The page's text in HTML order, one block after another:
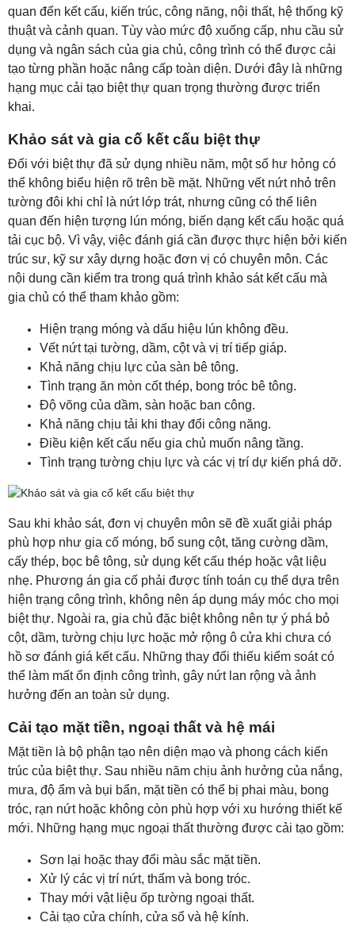
quan đến kết cấu, kiến trúc, công năng, nội thất, hệ thống kỹ
thuật và cảnh quan. Tùy vào mức độ xuống cấp, nhu cầu sử
dụng và ngân sách của gia chủ, công trình có thể được cải
tạo từng phần hoặc nâng cấp toàn diện. Dưới đây là những
hạng mục cải tạo biệt thự quan trọng thường được triển
khai.
Khảo sát và gia cố kết cấu biệt thự
Đối với biệt thự đã sử dụng nhiều năm, một số hư hỏng có
thể không biểu hiện rõ trên bề mặt. Những vết nứt nhỏ trên
tường đôi khi chỉ là nứt lớp trát, nhưng cũng có thể liên
quan đến hiện tượng lún móng, biến dạng kết cấu hoặc quá
tải cục bộ. Vì vậy, việc đánh giá cần được thực hiện bởi kiến
trúc sư, kỹ sư xây dựng hoặc đơn vị có chuyên môn. Các
nội dung cần kiểm tra trong quá trình khảo sát kết cấu mà
gia chủ có thể tham khảo gồm:
Hiện trạng móng và dấu hiệu lún không đều.
Vết nứt tại tường, dầm, cột và vị trí tiếp giáp.
Khả năng chịu lực của sàn bê tông.
Tình trạng ăn mòn cốt thép, bong tróc bê tông.
Độ võng của dầm, sàn hoặc ban công.
Khả năng chịu tải khi thay đổi công năng.
Điều kiện kết cấu nếu gia chủ muốn nâng tầng.
Tình trạng tường chịu lực và các vị trí dự kiến phá dỡ.
Sau khi khảo sát, đơn vị chuyên môn sẽ đề xuất giải pháp
phù hợp như gia cố móng, bổ sung cột, tăng cường dầm,
cấy thép, bọc bê tông, sử dụng kết cấu thép hoặc vật liệu
nhẹ. Phương án gia cố phải được tính toán cụ thể dựa trên
hiện trạng công trình, không nên áp dụng máy móc cho mọi
biệt thự. Ngoài ra, gia chủ đặc biệt không nên tự ý phá bỏ
cột, dầm, tường chịu lực hoặc mở rộng ô cửa khi chưa có
hồ sơ đánh giá kết cấu. Những thay đổi thiếu kiểm soát có
thể làm mất ổn định công trình, gây nứt lan rộng và ảnh
hưởng đến an toàn sử dụng.
Cải tạo mặt tiền, ngoại thất và hệ mái
Mặt tiền là bộ phận tạo nên diện mạo và phong cách kiến
trúc của biệt thự. Sau nhiều năm chịu ảnh hưởng của nắng,
mưa, độ ẩm và bụi bẩn, mặt tiền có thể bị phai màu, bong
tróc, rạn nứt hoặc không còn phù hợp với xu hướng thiết kế
mới. Những hạng mục ngoại thất thường được cải tạo gồm:
Sơn lại hoặc thay đổi màu sắc mặt tiền.
Xử lý các vị trí nứt, thấm và bong tróc.
Thay mới vật liệu ốp tường ngoại thất.
Cải tạo cửa chính, cửa sổ và hệ kính.